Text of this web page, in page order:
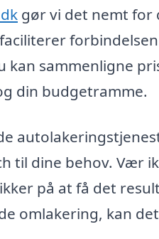
gør vi det nemt for
kan sammenligne
din budgetramme.
til dine behov. Vær
på at få det
omlakering, kan